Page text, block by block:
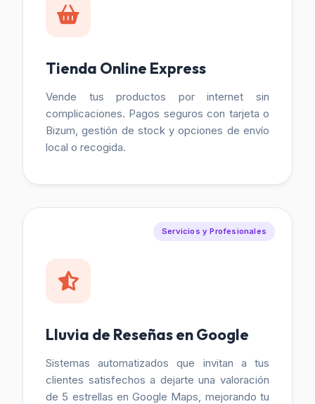
Tienda Online Express
Vende tus productos por internet sin
complicaciones. Pagos seguros con tarjeta o
Bizum, gestión de stock y opciones de envío
local o recogida.
Servicios y Profesionales
Lluvia de Reseñas en Google
Sistemas automatizados que invitan a tus
clientes satisfechos a dejarte una valoración
de 5 estrellas en Google Maps, mejorando tu